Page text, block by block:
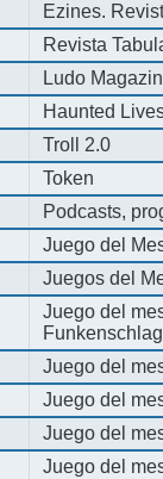
Ezines.
Revista
Ludo
Haunted
Troll 2.0
Token
Podcasts,
Juego del
Juegos del
Juego del
Juego del
Juego del
Juego del
Juego del